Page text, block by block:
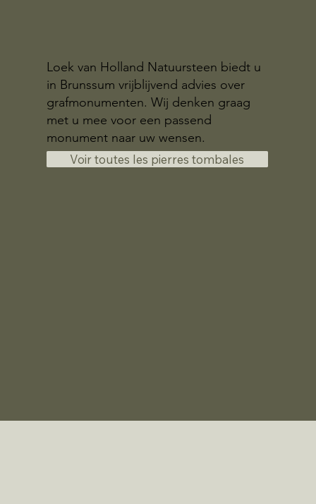
Loek van Holland Natuursteen biedt u
in Brunssum vrijblijvend advies over
grafmonumenten. Wij denken graag
met u mee voor een passend
monument naar uw wensen.
Voir toutes les pierres tombales